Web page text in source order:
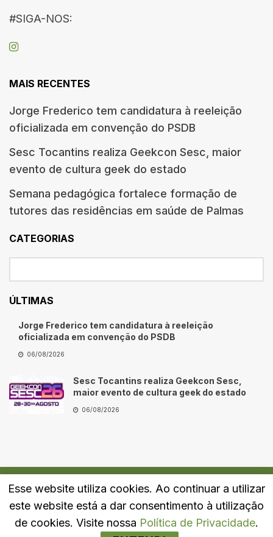
#SIGA-NOS:
MAIS RECENTES
Jorge Frederico tem candidatura à reeleição
oficializada em convenção do PSDB
Sesc Tocantins realiza Geekcon Sesc, maior
evento de cultura geek do estado
Semana pedagógica fortalece formação de
tutores das residências em saúde de Palmas
CATEGORIAS
ÚLTIMAS
Jorge Frederico tem candidatura à reeleição
oficializada em convenção do PSDB
06/08/2026
Sesc Tocantins realiza Geekcon Sesc,
maior evento de cultura geek do estado
06/08/2026
Quem Somos Fale Conosco Política de Privacidade
Esse website utiliza cookies. Ao continuar a utilizar
este website está a dar consentimento à utilização
de cookies. Visite nossa Política de Privacidade.